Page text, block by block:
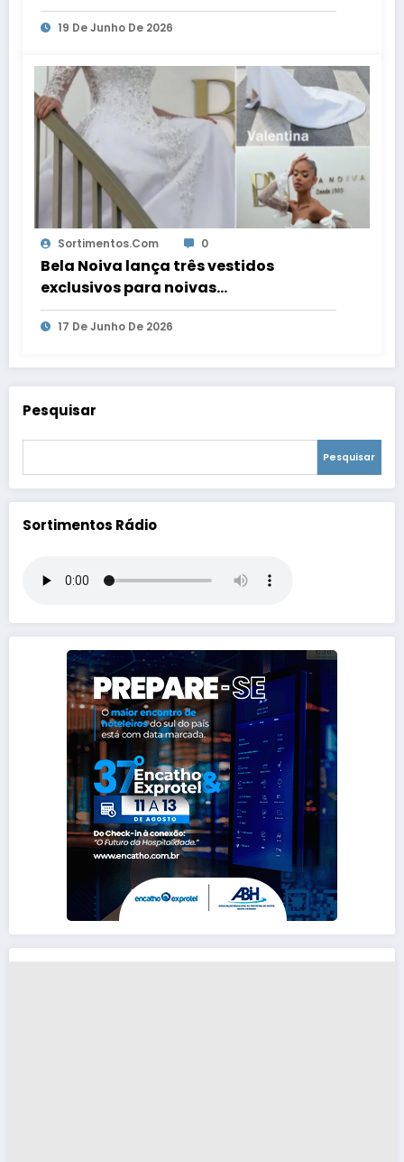
WebRadio
19 De Junho De 2026
Sortimentos.com 0
Bela Noiva lança três vestidos
exclusivos para noivas
contemporâneas
17 De Junho De 2026
Pesquisar
Pesquisar
Sortimentos Rádio